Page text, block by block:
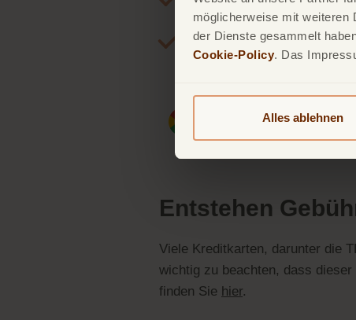
möglicherweise mit weiteren
der Dienste gesammelt
Cookie-Policy. Das
Alles ablehnen
Supermarkt abheben.
Sicherheit:Beim Abheben
Kartenzahlungen.
Entstehen
Viele Kreditkarten, darunter die
wichtig zu beachten, dass
finden Sie hier.